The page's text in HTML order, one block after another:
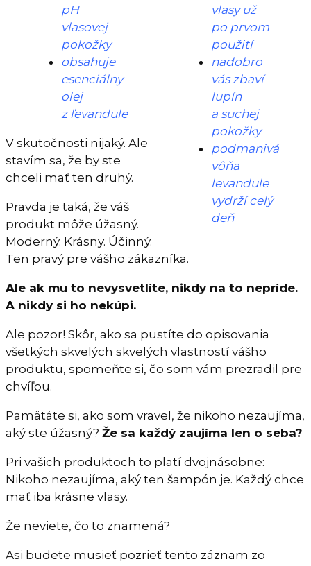
pH
vlasovej
pokožky
obsahuje
esenciálny
olej
z ľevandule
vlasy už
po prvom
použití
nadobro
vás zbaví
lupín
a suchej
pokožky
podmanivá
vôňa
levandule
vydrží celý
deň
V skutočnosti nijaký. Ale
stavím sa, že by ste
chceli mať ten druhý.
Pravda je taká, že váš
produkt môže úžasný.
Moderný. Krásny. Účinný.
Ten pravý pre vášho zákazníka.
Ale ak mu to nevysvetlíte, nikdy na to nepríde.
A nikdy si ho nekúpi.
Ale pozor! Skôr, ako sa pustíte do opisovania
všetkých skvelých skvelých vlastností vášho
produktu, spomeňte si, čo som vám prezradil pre
chvíľou.
Pamätáte si, ako som vravel, že nikoho nezaujíma,
aký ste úžasný? Že sa každý zaujíma len o seba?
Pri vašich produktoch to platí dvojnásobne:
Nikoho nezaujíma, aký ten šampón je. Každý chce
mať iba krásne vlasy.
Že neviete, čo to znamená?
Asi budete musieť pozrieť tento záznam zo